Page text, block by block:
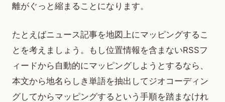
離がぐっと縮まることになります。
たとえばニュース記事を地図上にマッピングするこ
とを考えましょう。もし位置情報を含まないRSSフ
ィードから自動的にマッピングしようとするなら、
本文から地名らしき単語を抽出してジオコーディン
グしてからマッピングするという手順を踏まなけれ